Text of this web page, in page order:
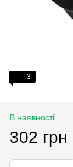
3
В наявності
302 грн